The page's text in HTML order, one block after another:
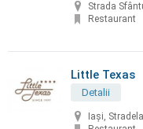
Strada
Restaurant
Little Texas
Detalii
Iași,